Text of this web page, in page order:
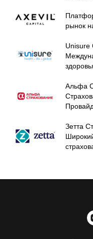
рынок
Unisure
Альфа
Зетта